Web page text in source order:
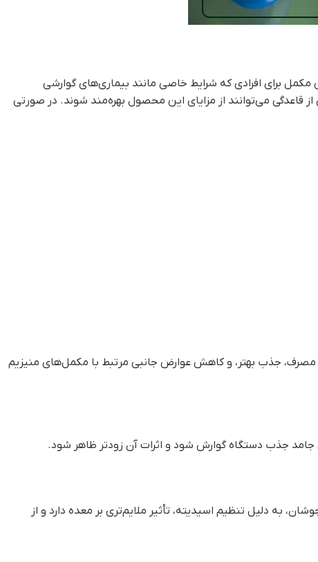
برای افرادی که شرایط خاصی مانند بیماری‌های گوارشی
در دوران پیش از قاعدگی می‌توانند از مزایای این محصول بهره‌مند شوند. در صورتی
جذب بهتر، و کاهش عوارض جانبی مرتبط با مکمل‌های منیزیم
جذب دستگاه گوارش شود و اثرات آن زودتر ظاهر شود.
به دلیل تنظیم اسیدیته، تأثیر ملایم‌تری بر معده دارد و از